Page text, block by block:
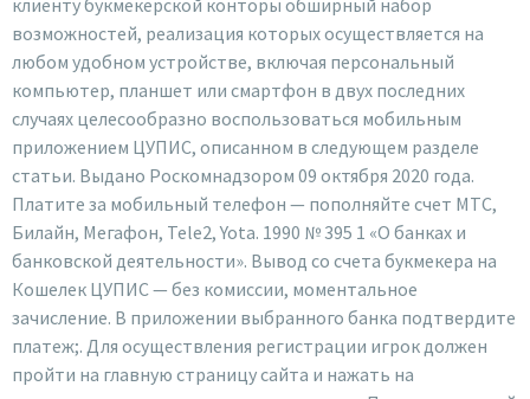
клиенту букмекерской конторы обширный набор
возможностей, реализация которых осуществляется на
любом удобном устройстве, включая персональный
компьютер, планшет или смартфон в двух последних
случаях целесообразно воспользоваться мобильным
приложением ЦУПИС, описанном в следующем разделе
статьи. Выдано Роскомнадзором 09 октября 2020 года.
Платите за мобильный телефон — пополняйте счет МТС,
Билайн, Мегафон, Tele2, Yota. 1990 № 395 1 «О банках и
банковской деятельности». Вывод со счета букмекера на
Кошелек ЦУПИС — без комиссии, моментальное
зачисление. В приложении выбранного банка подтвердите
платеж;. Для осуществления регистрации игрок должен
пройти на главную страницу сайта и нажать на